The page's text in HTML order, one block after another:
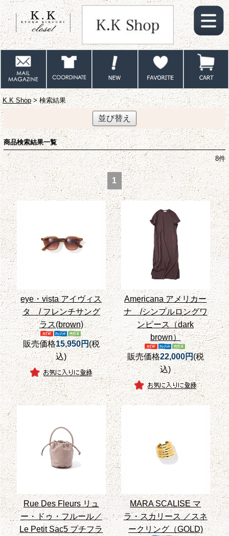
K.K Shop> 検索結果
並び替え
商品検索結果一覧
8件
1
eye・vista アイヴィス
タ / フレンチサング
ラス(brown)
販売価格15,950円(税
込)
Americana アメリカー
ナ /シンプルロングワ
ンピース（dark
brown）
販売価格22,000円(税
込)
Rue Des Fleurs リュ
ー・ドゥ・フルール／
Le Petit Sac5 プチフラ
MARA SCALISE マ
ラ・スカリース ／スネ
ークリング（GOLD)